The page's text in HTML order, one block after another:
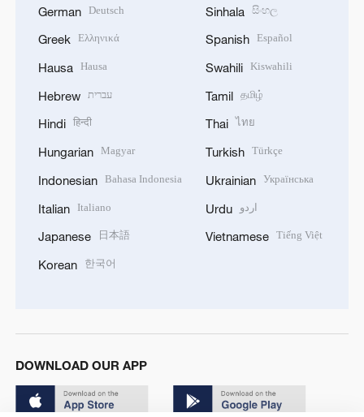
German Deutsch
Greek Ελληνικά
Hausa Hausa
Hebrew עברית
Hindi हिन्दी
Hungarian Magyar
Indonesian Bahasa Indonesia
Italian Italiano
Japanese 日本語
Korean 한국어
Sinhala සිංහල
Spanish Español
Swahili Kiswahili
Tamil தமிழ்
Thai ไทย
Turkish Türkçe
Ukrainian Українська
Urdu اردو
Vietnamese Tiếng Việt
DOWNLOAD OUR APP